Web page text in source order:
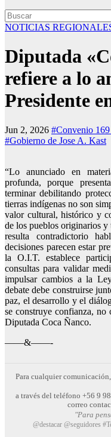
NOTICIAS
Diputada
refiere a lo
Presidente
Jun 2, 2026 #Convenio
#Gobierno de Jose A. Kast
“Lo anunciado en
profunda, porque
terminar debilitando
tierras indígenas no son
valor cultural, histórico y
de los pueblos originarios
resulta contradictorio
decisiones parecen estar
la O.I.T. establece
consultas para validar
impulsar cambios a la
debate debe construirse
paz, el desarrollo y el
se construye confianza, no
Diputada Coca Ñanco.
——&——-
Para cualquier
a través del teléfono +56 9
correo
"Para
@destacar @seguidores